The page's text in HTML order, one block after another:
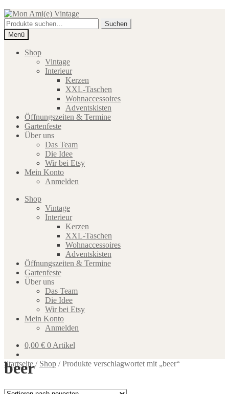
Zur
Navigation
springen
Zum
Inhalt
springen
Suche
nach:
Suchen
Menü
Shop
Vintage
Interieur
Kerzen
XXL-Taschen
Wohnaccessoires
Adventskisten
Öffnungszeiten & Termine
Gartenfeste
Über uns
Das Team
Die Idee
Wir bei Etsy
Mein Konto
Anmelden
Shop
Vintage
Interieur
Kerzen
XXL-Taschen
Wohnaccessoires
Adventskisten
Öffnungszeiten & Termine
Gartenfeste
Über uns
Das Team
Die Idee
Wir bei Etsy
Mein Konto
Anmelden
0,00 € 0 Artikel
Startseite / Shop /Produkte verschlagwortet mit „beer“
beer